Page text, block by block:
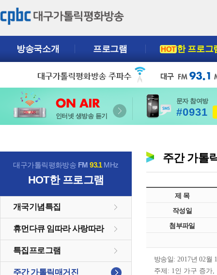
방송국소개 프로그램 HOT한 프로그
인터넷 생방송 듣기
문자 참여방
#0931
대구가톨릭평화방송 FM93.1MHz
HOT한 프로그램
개국기념특집
휴먼다큐 임따라 사랑따라
특집프로그램
주간 가톨릭매거진
주간 가톨
제 목
작성일
첨부파일
방송일: 2017년02월
주제 : 1인 가구 증가,